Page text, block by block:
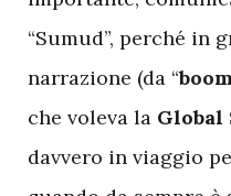
“Sumud”, perché in
narrazione (da “
che voleva la Global
davvero in viaggio